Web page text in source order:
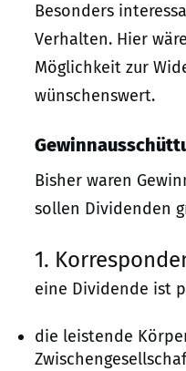
Besonders
Verhalten. Hier
Möglichkeit zur
wünschenswert.
Bisher waren
sollen Dividenden
1.
eine Dividende ist
die leistende